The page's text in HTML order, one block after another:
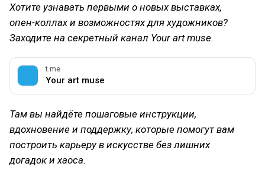
Хотите узнавать первыми о новых выставках,
опен-коллах и возможностях для художников?
Заходите на секретный канал Your art muse.
t.me
Your art muse
Там вы найдёте пошаговые инструкции,
вдохновение и поддержку, которые помогут вам
построить карьеру в искусстве без лишних
догадок и хаоса.